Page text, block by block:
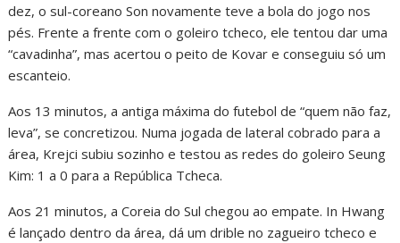
dez, o sul-coreano Son novamente teve a bola do jogo nos
pés. Frente a frente com o goleiro tcheco, ele tentou dar uma
“cavadinha”, mas acertou o peito de Kovar e conseguiu só um
escanteio.
Aos 13 minutos, a antiga máxima do futebol de “quem não faz,
leva”, se concretizou. Numa jogada de lateral cobrado para a
área, Krejci subiu sozinho e testou as redes do goleiro Seung
Kim: 1 a 0 para a República Tcheca.
Aos 21 minutos, a Coreia do Sul chegou ao empate. In Hwang
é lançado dentro da área, dá um drible no zagueiro tcheco e